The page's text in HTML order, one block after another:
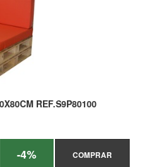
REF.S9P80100
-4% COMPRAR